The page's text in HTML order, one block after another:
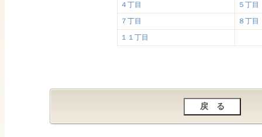
４丁目
５丁目
７丁目
８丁目
１１丁目